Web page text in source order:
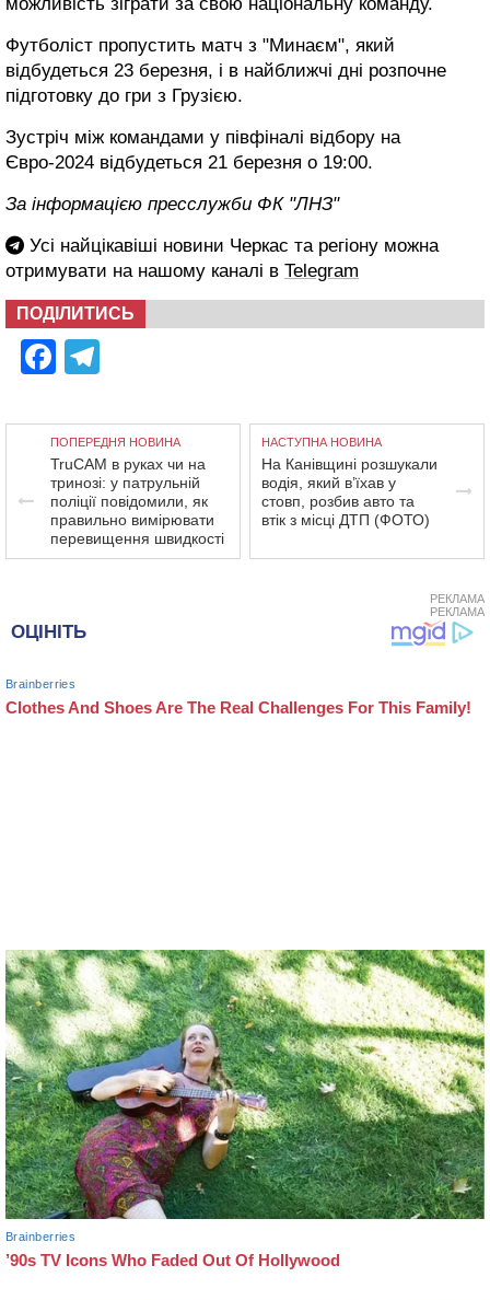
Футболіст пропустить матч з "Минаєм", який
відбудеться 23 березня, і в найближчі дні розпочне
підготовку до гри з Грузією.
Зустріч між командами у півфіналі відбору на
Євро-2024 відбудеться 21 березня о 19:00.
За інформацією пресслужби ФК "ЛНЗ"
Усі найцікавіші новини Черкас та регіону можна
отримувати на нашому каналі в Telegram
ПОДІЛИТИСЬ
Facebook
ПОПЕРЕДНЯ НОВИНА
TruCAM в руках чи на
тринозі: у патрульній
поліції повідомили, як
правильно вимірювати
перевищення швидкості
НАСТУПНА НОВИНА
На Канівщині розшукали
водія, який в’їхав у
стовп, розбив авто та
втік з місці ДТП (ФОТО)
РЕКЛАМА
РЕКЛАМА